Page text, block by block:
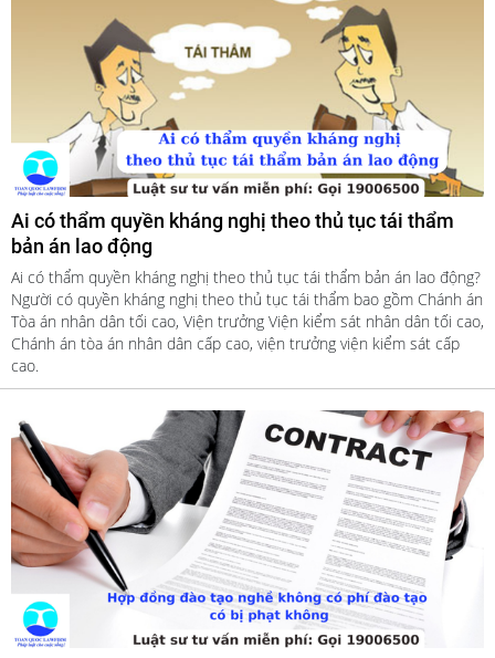
Ai có thẩm quyền kháng nghị theo thủ tục tái thẩm
bản án lao động
Ai có thẩm quyền kháng nghị theo thủ tục tái thẩm bản án lao động?
Người có quyền kháng nghị theo thủ tục tái thẩm bao gồm Chánh án
Tòa án nhân dân tối cao, Viện trưởng Viện kiểm sát nhân dân tối cao,
Chánh án tòa án nhân dân cấp cao, viện trưởng viện kiểm sát cấp
cao.